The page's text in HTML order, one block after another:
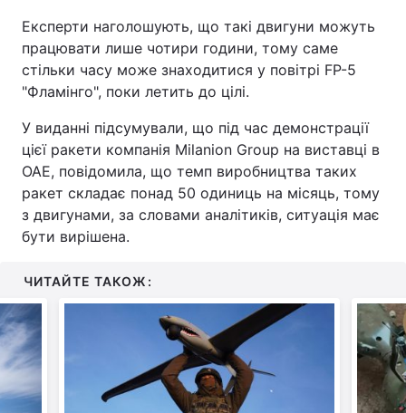
Експерти наголошують, що такі двигуни можуть
працювати лише чотири години, тому саме
стільки часу може знаходитися у повітрі FP-5
"Фламінго", поки летить до цілі.
У виданні підсумували, що під час демонстрації
цієї ракети компанія Milanion Group на виставці в
ОАЕ, повідомила, що темп виробництва таких
ракет складає понад 50 одиниць на місяць, тому
з двигунами, за словами аналітиків, ситуація має
бути вирішена.
ЧИТАЙТЕ ТАКОЖ: